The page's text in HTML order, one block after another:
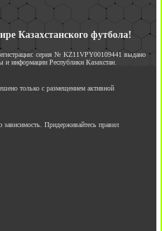
Казахстанского футбола!
серия № KZ11VPY00109441 выдано
информации Республики Казахстан.
только с размещением активной
Придерживайтесь правил